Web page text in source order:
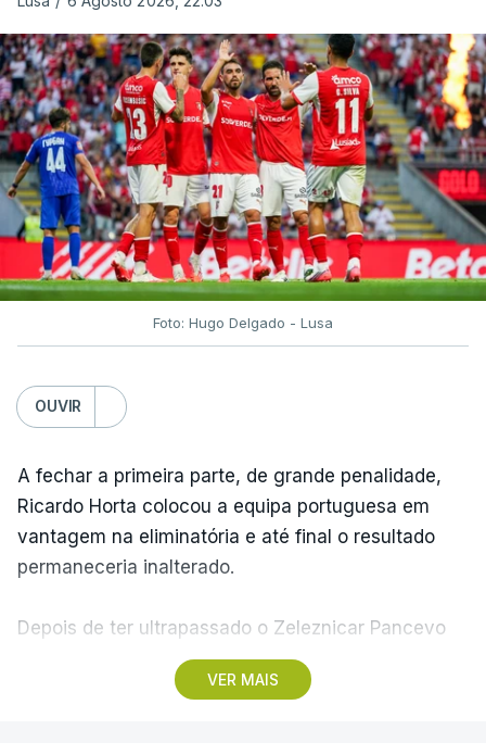
Foto: Hugo Delgado - Lusa
OUVIR
VER MAIS
A fechar a primeira parte, de grande penalidade,
Ricardo Horta colocou a equipa portuguesa em
vantagem na eliminatória e até final o resultado
permaneceria inalterado.
Depois de ter ultrapassado o Zeleznicar Pancevo
na segunda pré-eliminatória de acesso à fase de
liga da Liga Conferência, caso elimine Dínamo de